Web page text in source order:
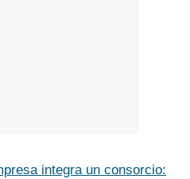
integra un consorcio: